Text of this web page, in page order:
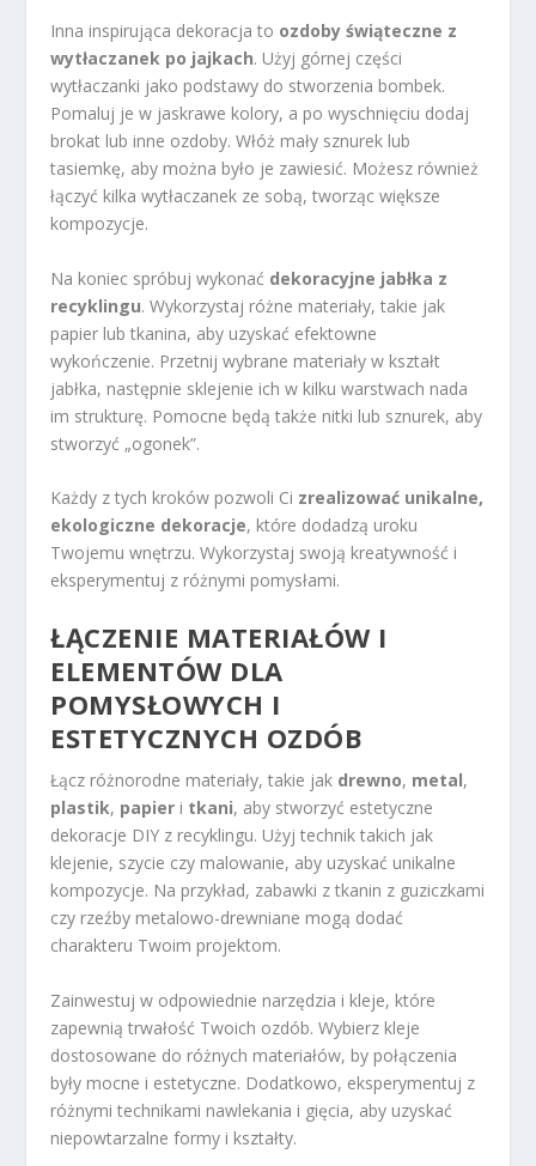
Inna inspirująca dekoracja to ozdoby świąteczne z
wytłaczanek po jajkach. Użyj górnej części
wytłaczanki jako podstawy do stworzenia bombek.
Pomaluj je w jaskrawe kolory, a po wyschnięciu dodaj
brokat lub inne ozdoby. Włóż mały sznurek lub
tasiemkę, aby można było je zawiesić. Możesz również
łączyć kilka wytłaczanek ze sobą, tworząc większe
kompozycje.
Na koniec spróbuj wykonać dekoracyjne jabłka z
recyklingu. Wykorzystaj różne materiały, takie jak
papier lub tkanina, aby uzyskać efektowne
wykończenie. Przetnij wybrane materiały w kształt
jabłka, następnie sklejenie ich w kilku warstwach nada
im strukturę. Pomocne będą także nitki lub sznurek, aby
stworzyć „ogonek”.
Każdy z tych kroków pozwoli Ci zrealizować unikalne,
ekologiczne dekoracje, które dodadzą uroku
Twojemu wnętrzu. Wykorzystaj swoją kreatywność i
eksperymentuj z różnymi pomysłami.
ŁĄCZENIE MATERIAŁÓW I
ELEMENTÓW DLA
POMYSŁOWYCH I
ESTETYCZNYCH OZDÓB
Łącz różnorodne materiały, takie jak drewno, metal,
plastik, papier i tkani, aby stworzyć estetyczne
dekoracje DIY z recyklingu. Użyj technik takich jak
klejenie, szycie czy malowanie, aby uzyskać unikalne
kompozycje. Na przykład, zabawki z tkanin z guziczkami
czy rzeźby metalowo-drewniane mogą dodać
charakteru Twoim projektom.
Zainwestuj w odpowiednie narzędzia i kleje, które
zapewnią trwałość Twoich ozdób. Wybierz kleje
dostosowane do różnych materiałów, by połączenia
były mocne i estetyczne. Dodatkowo, eksperymentuj z
różnymi technikami nawlekania i gięcia, aby uzyskać
niepowtarzalne formy i kształty.